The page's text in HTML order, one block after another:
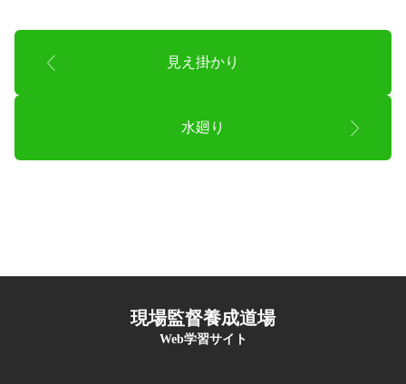
見え掛かり
水廻り
現場監督養成道場
Web学習サイト